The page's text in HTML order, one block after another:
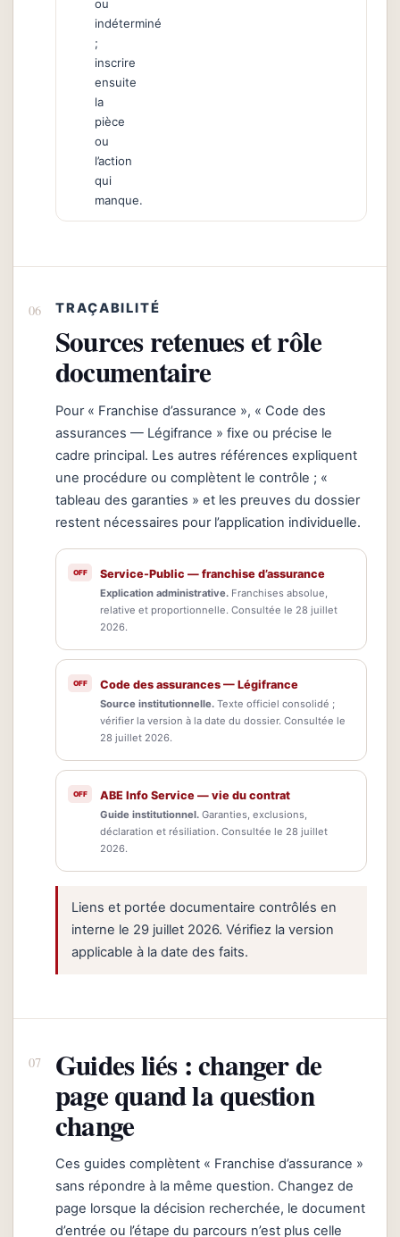
ou
indéterminé
;
inscrire
ensuite
la
pièce
ou
l’action
qui
manque.
TRAÇABILITÉ
Sources retenues et rôle
documentaire
Pour « Franchise d’assurance », « Code des
assurances — Légifrance » fixe ou précise le
cadre principal. Les autres références expliquent
une procédure ou complètent le contrôle ; «
tableau des garanties » et les preuves du dossier
restent nécessaires pour l’application individuelle.
Service-Public — franchise d’assurance
Explication administrative. Franchises absolue,
relative et proportionnelle. Consultée le 28 juillet
2026.
Code des assurances — Légifrance
Source institutionnelle. Texte officiel consolidé ;
vérifier la version à la date du dossier. Consultée le
28 juillet 2026.
ABE Info Service — vie du contrat
Guide institutionnel. Garanties, exclusions,
déclaration et résiliation. Consultée le 28 juillet
2026.
Liens et portée documentaire contrôlés en
interne le 29 juillet 2026. Vérifiez la version
applicable à la date des faits.
Guides liés : changer de
page quand la question
change
Ces guides complètent « Franchise d’assurance »
sans répondre à la même question. Changez de
page lorsque la décision recherchée, le document
d’entrée ou l’étape du parcours n’est plus celle